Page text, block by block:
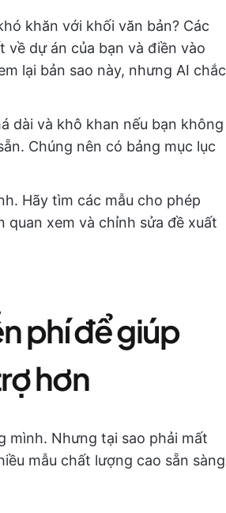
khăn với khối văn bản? Các
về dự án của bạn và điền vào
lại bản sao này, nhưng AI chắc
dài và khô khan nếu bạn không
Chúng nên có bảng mục lục
Hãy tìm các mẫu cho phép
quan xem và chỉnh sửa đề xuất
phí để giúp
hơn
mình. Nhưng tại sao phải mất
mẫu chất lượng cao sẵn sàng